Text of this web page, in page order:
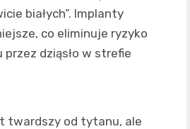
białych”. Implanty
co eliminuje ryzyko
dziąsło w strefie
twardszy od tytanu, ale